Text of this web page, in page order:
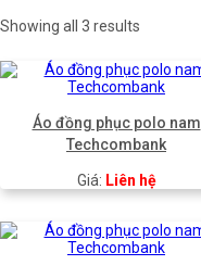
Showing all 3 results
Áo đồng phục polo nam
Techcombank
Giá: Liên hệ